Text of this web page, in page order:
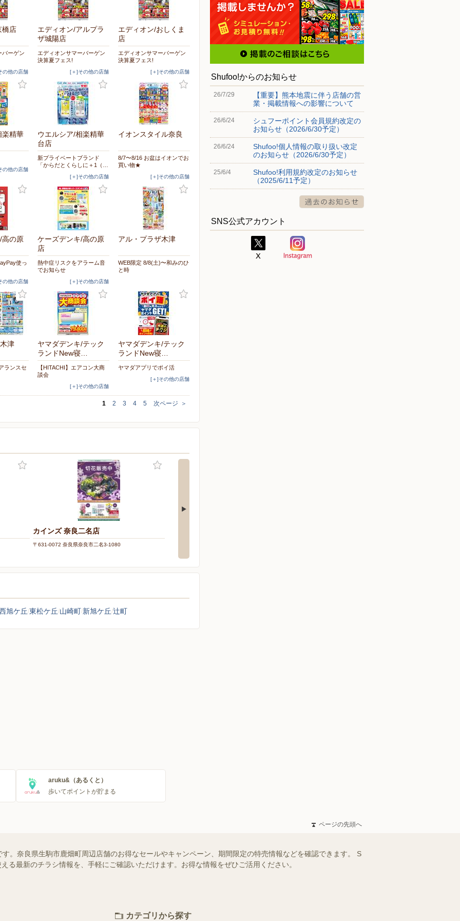
橋店
バーゲン
の他の店舗
エディオン/アルプラ
ザ城陽店
エディオンサマーバーゲン
決算夏フェス!
[＋]その他の店舗
エディオン/おしくま
店
エディオンサマーバーゲン
決算夏フェス!
[＋]その他の店舗
楽精華
の他の店舗
ウエルシア/相楽精華
台店
新プライベートブランド
「からだとくらしに＋1（…
[＋]その他の店舗
イオンスタイル奈良
8/7〜8/16 お盆はイオンでお
買い物★
[＋]その他の店舗
高の原
使っ
の他の店舗
ケーズデンキ/高の原
店
熱中症リスクをアラーム音
でお知らせ
[＋]その他の店舗
アル・プラザ木津
WEB限定 8/8(土)〜和みのひ
と時
津
ランスセ
ヤマダデンキ/テック
ランドNew寝…
【HITACHI】エアコン大商
談会
[＋]その他の店舗
ヤマダデンキ/テック
ランドNew寝…
ヤマダアプリでポイ活
[＋]その他の店舗
1 2 3 4 5 次ページ ＞
カインズ 奈良二名店
〒631-0072 奈良県奈良市二名3-1080
旭ケ丘 東松ケ丘 山崎町 新旭ケ丘 辻町
Shufoo!からのお知らせ
26/7/29
【重要】熊本地震に伴う店舗の営
業・掲載情報への影響について
26/6/24
シュフーポイント会員規約改定の
お知らせ（2026/6/30予定）
26/6/24
Shufoo!個人情報の取り扱い改定
のお知らせ（2026/6/30予定）
25/6/4
Shufoo!利用規約改定のお知らせ
（2025/6/11予定）
SNS公式アカウント
aruku&（あるくと）
歩いてポイントが貯まる
ページの先頭へ
。奈良県生駒市鹿畑町周辺店舗のお得なセールやキャンペーン、期間限定の特売情報などを確認できます。 S
る最新のチラシ情報を、手軽にご確認いただけます。お得な情報をぜひご活用ください。
カテゴリから探す